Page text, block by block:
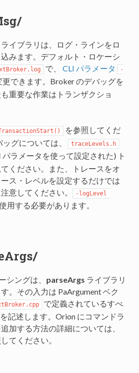
イブラリは、ログ・ラインをロ
みます。デフォルト・ロケーシ
で、 CLI パラメータ
-
更できます。Broker のデバッグを
重要な作業はトランザクショ
を参照してくだ
グについては、
traceLevels.h
パラメータを使って設定された) ト
ください。また、トレースをオ
ス・レベルを設定するだけでは
意してください。
-logLevel
用する必要があります。
シングは、 parseArgs ライブラリ
。その入力は PaArgument ベク
で定義されているすべ
を記述します。Orion にコマンドラ
加する方法の詳細については、
てください。